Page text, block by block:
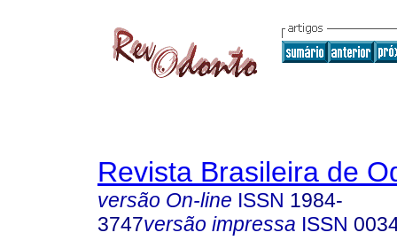
Revista Brasileira de
versão On-line ISSN 1984-
3747versão impressa ISSN